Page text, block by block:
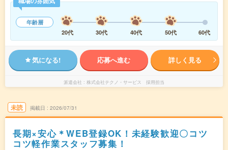
年齢層
20代
30代 40代 50代 60代
気になる! 応募へ進む 詳しく見る
派遣会社 株式会社テクノ・サービス 採用担当
未読 掲載日 2026/07/31
長期×安心＊WEB登録OK！未経験歓迎〇コツ
コツ軽作業スタッフ募集！